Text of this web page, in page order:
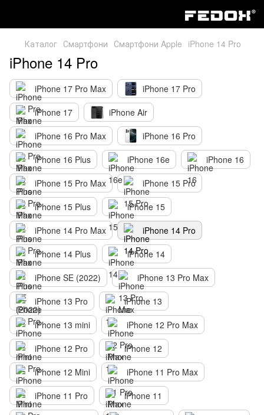
Каталог Смартфони Смартфони Apple iPhone 14 Pro
iPhone 14 Pro
iPhone 17 Pro Max
iPhone 17 Pro
iPhone 17
iPhone Air
iPhone 16 Pro Max
iPhone 16 Pro
iPhone 16 Plus
iPhone 16e
iPhone 16
iPhone 15 Pro Max
iPhone 15 Pro
iPhone 15 Plus
iPhone 15
iPhone 14 Pro Max
iPhone 14 Pro
iPhone 14 Plus
iPhone 14
iPhone SE (2022)
iPhone 13 Pro Max
iPhone 13 Pro
iPhone 13
iPhone 13 mini
iPhone 12 Pro Max
iPhone 12 Pro
iPhone 12
iPhone 12 Mini
iPhone 11 Pro Max
iPhone 11 Pro
iPhone 11